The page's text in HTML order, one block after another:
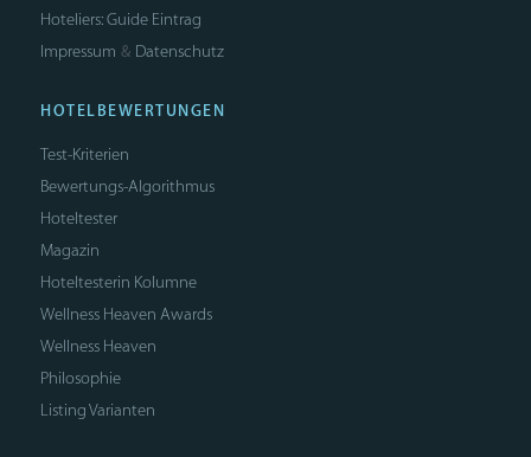
Hoteliers: Guide Eintrag
Impressum & Datenschutz
HOTELBEWERTUNGEN
Test-Kriterien
Bewertungs-Algorithmus
Hoteltester
Magazin
Hoteltesterin Kolumne
Wellness Heaven Awards
Wellness Heaven
Philosophie
Listing Varianten